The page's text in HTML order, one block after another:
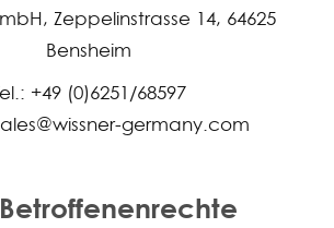
Zeppelinstrasse 14, 64625
Bensheim
+49 (0)6251/68597
germany.com